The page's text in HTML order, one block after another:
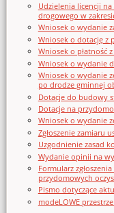
Udzielenia licencji
drogowego w
Wniosek o wydanie
Wniosek o dotację z
Wniosek o płatność
Wniosek o wydanie
Wniosek o wydanie
po drodze gminnej
Dotacje do budowy
Dotacje na
Wniosek o wydanie
Zgłoszenie zamiaru
Uzgodnienie zasad
Wydanie opinii na
Formularz
przydomowych
Pismo dotyczące
modeLOWE